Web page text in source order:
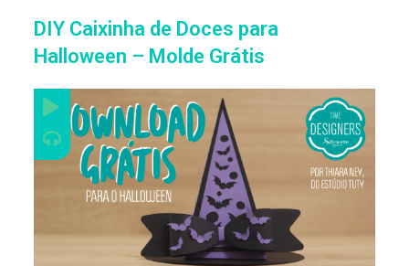
DIY Caixinha de Doces para
Halloween – Molde Grátis